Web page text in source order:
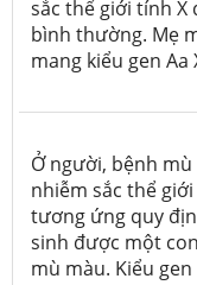
sắc thể giới tính
bình thường. Mẹ
mang kiểu gen Aa
Ở người, bệnh
nhiễm sắc thể
tương ứng quy
sinh được một
mù màu. Kiểu